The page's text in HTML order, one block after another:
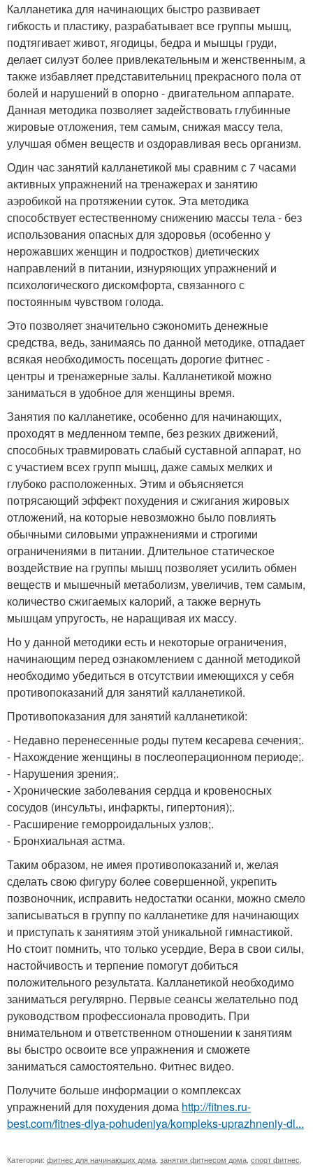
Калланетика для начинающих быстро развивает
гибкость и пластику, разрабатывает все группы мышц,
подтягивает живот, ягодицы, бедра и мышцы груди,
делает силуэт более привлекательным и женственным, а
также избавляет представительниц прекрасного пола от
болей и нарушений в опорно - двигательном аппарате.
Данная методика позволяет задействовать глубинные
жировые отложения, тем самым, снижая массу тела,
улучшая обмен веществ и оздоравливая весь организм.
Один час занятий калланетикой мы сравним с 7 часами
активных упражнений на тренажерах и занятию
аэробикой на протяжении суток. Эта методика
способствует естественному снижению массы тела - без
использования опасных для здоровья (особенно у
нерожавших женщин и подростков) диетических
направлений в питании, изнуряющих упражнений и
психологического дискомфорта, связанного с
постоянным чувством голода.
Это позволяет значительно сэкономить денежные
средства, ведь, занимаясь по данной методике, отпадает
всякая необходимость посещать дорогие фитнес -
центры и тренажерные залы. Калланетикой можно
заниматься в удобное для женщины время.
Занятия по калланетике, особенно для начинающих,
проходят в медленном темпе, без резких движений,
способных травмировать слабый суставной аппарат, но
с участием всех групп мышц, даже самых мелких и
глубоко расположенных. Этим и объясняется
потрясающий эффект похудения и сжигания жировых
отложений, на которые невозможно было повлиять
обычными силовыми упражнениями и строгими
ограничениями в питании. Длительное статическое
воздействие на группы мышц позволяет усилить обмен
веществ и мышечный метаболизм, увеличив, тем самым,
количество сжигаемых калорий, а также вернуть
мышцам упругость, не наращивая их массу.
Но у данной методики есть и некоторые ограничения,
начинающим перед ознакомлением с данной методикой
необходимо убедиться в отсутствии имеющихся у себя
противопоказаний для занятий калланетикой.
Противопоказания для занятий калланетикой:
- Недавно перенесенные роды путем кесарева сечения;.
- Нахождение женщины в послеоперационном периоде;.
- Нарушения зрения;.
- Хронические заболевания сердца и кровеносных
сосудов (инсульты, инфаркты, гипертония);.
- Расширение геморроидальных узлов;.
- Бронхиальная астма.
Таким образом, не имея противопоказаний и, желая
сделать свою фигуру более совершенной, укрепить
позвоночник, исправить недостатки осанки, можно смело
записываться в группу по калланетике для начинающих
и приступать к занятиям этой уникальной гимнастикой.
Но стоит помнить, что только усердие, Вера в свои силы,
настойчивость и терпение помогут добиться
положительного результата. Калланетикой необходимо
заниматься регулярно. Первые сеансы желательно под
руководством профессионала проводить. При
внимательном и ответственном отношении к занятиям
вы быстро освоите все упражнения и сможете
заниматься самостоятельно. Фитнес видео.
Получите больше информации о комплексах
упражнений для похудения дома http://fitnes.ru-
best.com/fitnes-dlya-pohudeniya/kompleks-uprazhneniy-dl...
Категории: фитнес для начинающих дома занятия фитнесом дома спорт фитнес